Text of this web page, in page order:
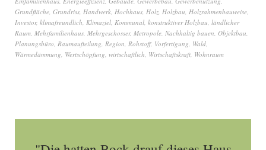
Grundfläche, Grundriss, Handwerk, Hochhaus, Holz, Holzbau, Holzrahmenbauweise,
Investor, klimafreundlich, Klimaziel, Kommunal, konstruktiver Holzbau, ländlicher
Raum, Mehrfamilienhaus, Mehrgeschosser, Metropole, Nachhaltig bauen, Objektbau,
Planungsbüro, Raumaufteilung, Region, Rohstoff, Vorfertigung, Wald,
Wärmedämmung, Wertschöpfung, wirtschaftlich, Wirtschaftskraft, Wohnraum